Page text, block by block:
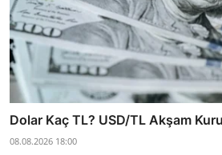
Dolar Kaç TL? USD/TL Akşam
08.08.2026 18:00